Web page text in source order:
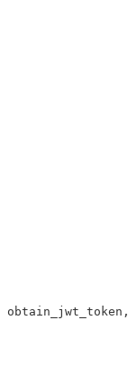
obtain_jwt_token ,